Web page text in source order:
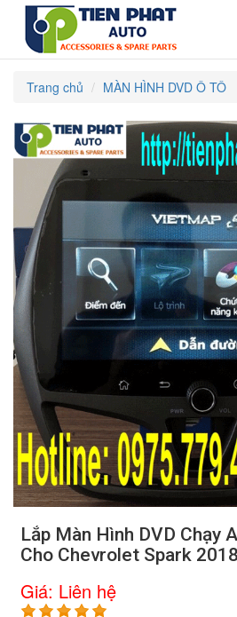
Trang chủ MÀN HÌNH DVD Ô TÔ
Lắp Màn Hình DVD Chạy
Cho Chevrolet Spark
Giá: Liên hệ